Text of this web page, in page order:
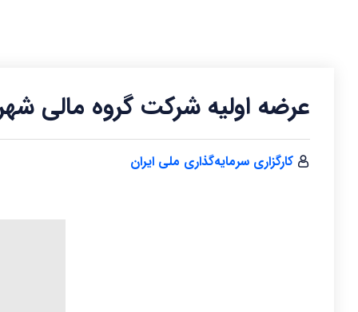
عرضه اولیه شرکت گروه مالی
کارگزاری سرمایه‌گذاری ملی ایران